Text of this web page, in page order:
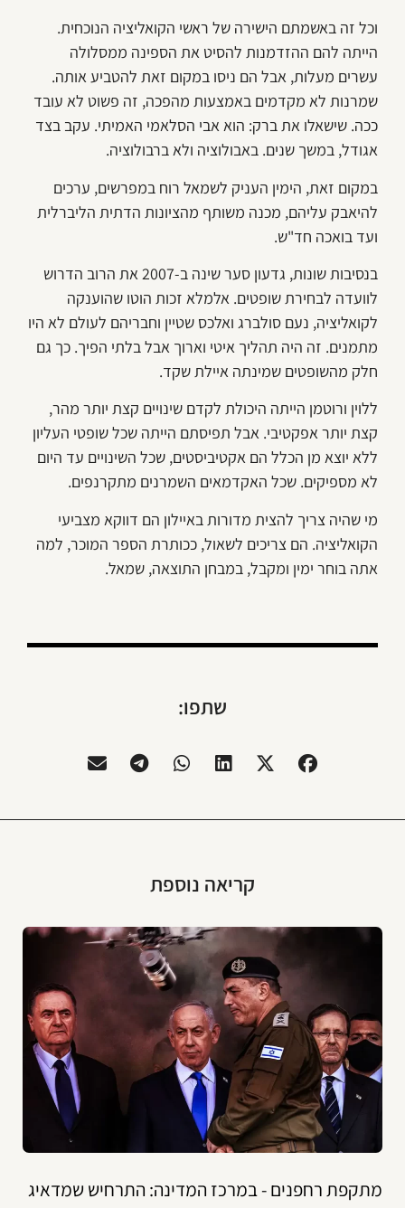
וכל זה באשמתם הישירה של ראשי הקואליציה הנוכחית.
הייתה להם ההזדמנות להסיט את הספינה ממסלולה
עשרים מעלות, אבל הם ניסו במקום זאת להטביע אותה.
שמרנות לא מקדמים באמצעות מהפכה, זה פשוט לא עובד
ככה. שישאלו את ברק: הוא אבי הסלאמי האמיתי. עקב בצד
אגודל, במשך שנים. באבולוציה ולא ברבולוציה.
במקום זאת, הימין העניק לשמאל רוח במפרשים, ערכים
להיאבק עליהם, מכנה משותף מהציונות הדתית הליברלית
ועד בואכה חד"ש.
בנסיבות שונות, גדעון סער שינה ב-2007 את הרוב הדרוש
לוועדה לבחירת שופטים. אלמלא זכות הוטו שהוענקה
לקואליציה, נעם סולברג ואלכס שטיין וחבריהם לעולם לא היו
מתמנים. זה היה תהליך איטי וארוך אבל בלתי הפיך. כך גם
חלק מהשופטים שמינתה איילת שקד.
ללוין ורוטמן הייתה היכולת לקדם שינויים קצת יותר מהר,
קצת יותר אפקטיבי. אבל תפיסתם הייתה שכל שופטי העליון
ללא יוצא מן הכלל הם אקטיביסטים, שכל השינויים עד היום
לא מספיקים. שכל האקדמאים השמרנים מתקרנפים.
מי שהיה צריך להצית מדורות באיילון הם דווקא מצביעי
הקואליציה. הם צריכים לשאול, ככותרת הספר המוכר, למה
אתה בוחר ימין ומקבל, במבחן התוצאה, שמאל.
שתפו:
קריאה נוספת
מתקפת רחפנים - במרכז המדינה: התרחיש שמדאיג